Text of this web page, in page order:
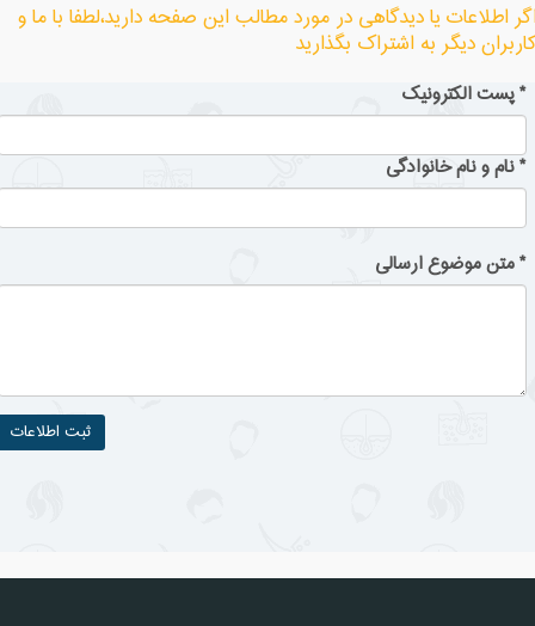
اطلاعات یا دیدگاهی در مورد مطالب این صفحه دارید،لطفا با ما و
دیگر به اشتراک بگذارید
*پست الکترونیک
*نام و نام خانوادگی
*متن موضوع ارسالی